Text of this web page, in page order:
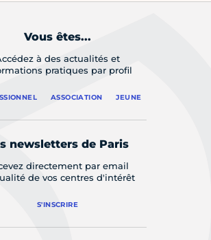
Vous êtes...
à des actualités et
pratiques par profil
ASSOCIATION JEUNE
newsletters de Paris
directement par email
de vos centres d'intérêt
S'INSCRIRE